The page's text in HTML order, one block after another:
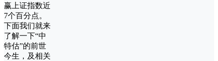
赢上证指数近
7个百分点。
下面我们就来
了解一下“中
特估”的前世
今生，及相关